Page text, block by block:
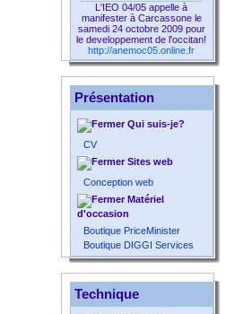
L'IEO 04/05 appelle à
manifester à Carcassone le
samedi 24 octobre 2009 pour
le developpement de l'occitan!
http://anemoc05.online.fr
Présentation
Qui suis-je?
CV
Sites web
Conception web
Matériel
d'occasion
Boutique PriceMinister
Boutique DIGGI Services
Technique